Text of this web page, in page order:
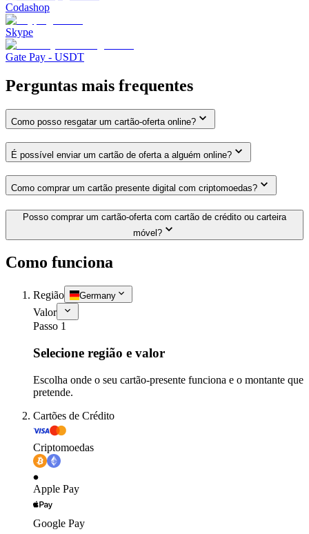
Codashop
Skype
Gate Pay - USDT
Perguntas mais frequentes
Como posso resgatar um cartão-oferta online?
É possível enviar um cartão de oferta a alguém online?
Como comprar um cartão presente digital com criptomoedas?
Posso comprar um cartão-oferta com cartão de crédito ou carteira
móvel?
Como funciona
Região Germany
Valor
Passo 1
Selecione região e valor
Escolha onde o seu cartão-presente funciona e o montante que
pretende.
Cartões de Crédito
Criptomoedas
Apple Pay
Google Pay